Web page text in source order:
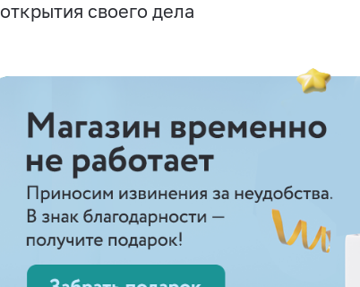
открытия своего дела